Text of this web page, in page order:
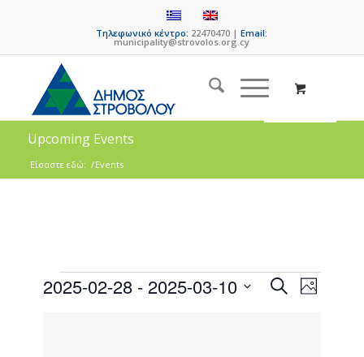
Τηλεφωνικό κέντρο: 22470470 |Email:
municipality@strovolos.org.cy
Upcoming Events
Είσαστε εδώ: /Events
Events
SearchEvent
Views
Photo
2025-02-28 - 2025-03-10